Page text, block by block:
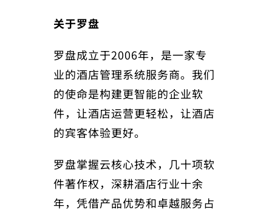
关于罗盘
罗盘成立于2006年，是一家专
业的酒店管理系统服务商。我们
的使命是构建更智能的企业软
件，让酒店运营更轻松，让酒店
的宾客体验更好。
罗盘掌握云核心技术，几十项软
件著作权，深耕酒店行业十余
年，凭借产品优势和卓越服务占